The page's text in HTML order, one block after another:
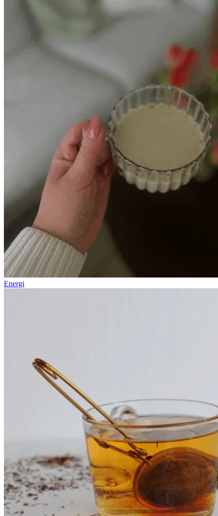
Energi